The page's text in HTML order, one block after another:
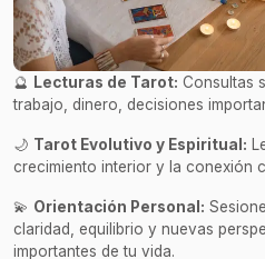
🔮 Lecturas de Tarot: Consultas
trabajo, dinero, decisiones
🌙 Tarot Evolutivo y Espiritual:
crecimiento interior y la conexión
💫 Orientación Personal:
claridad, equilibrio y nuevas
importantes de tu vida.